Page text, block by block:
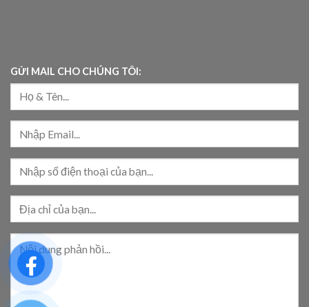
GỬI MAIL CHO CHÚNG TÔI: